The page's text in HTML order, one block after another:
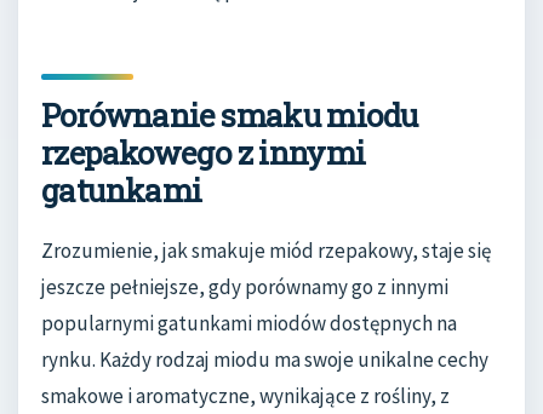
Porównanie smaku miodu
rzepakowego z innymi
gatunkami
Zrozumienie, jak smakuje miód rzepakowy, staje się
jeszcze pełniejsze, gdy porównamy go z innymi
popularnymi gatunkami miodów dostępnych na
rynku. Każdy rodzaj miodu ma swoje unikalne cechy
smakowe i aromatyczne, wynikające z rośliny, z